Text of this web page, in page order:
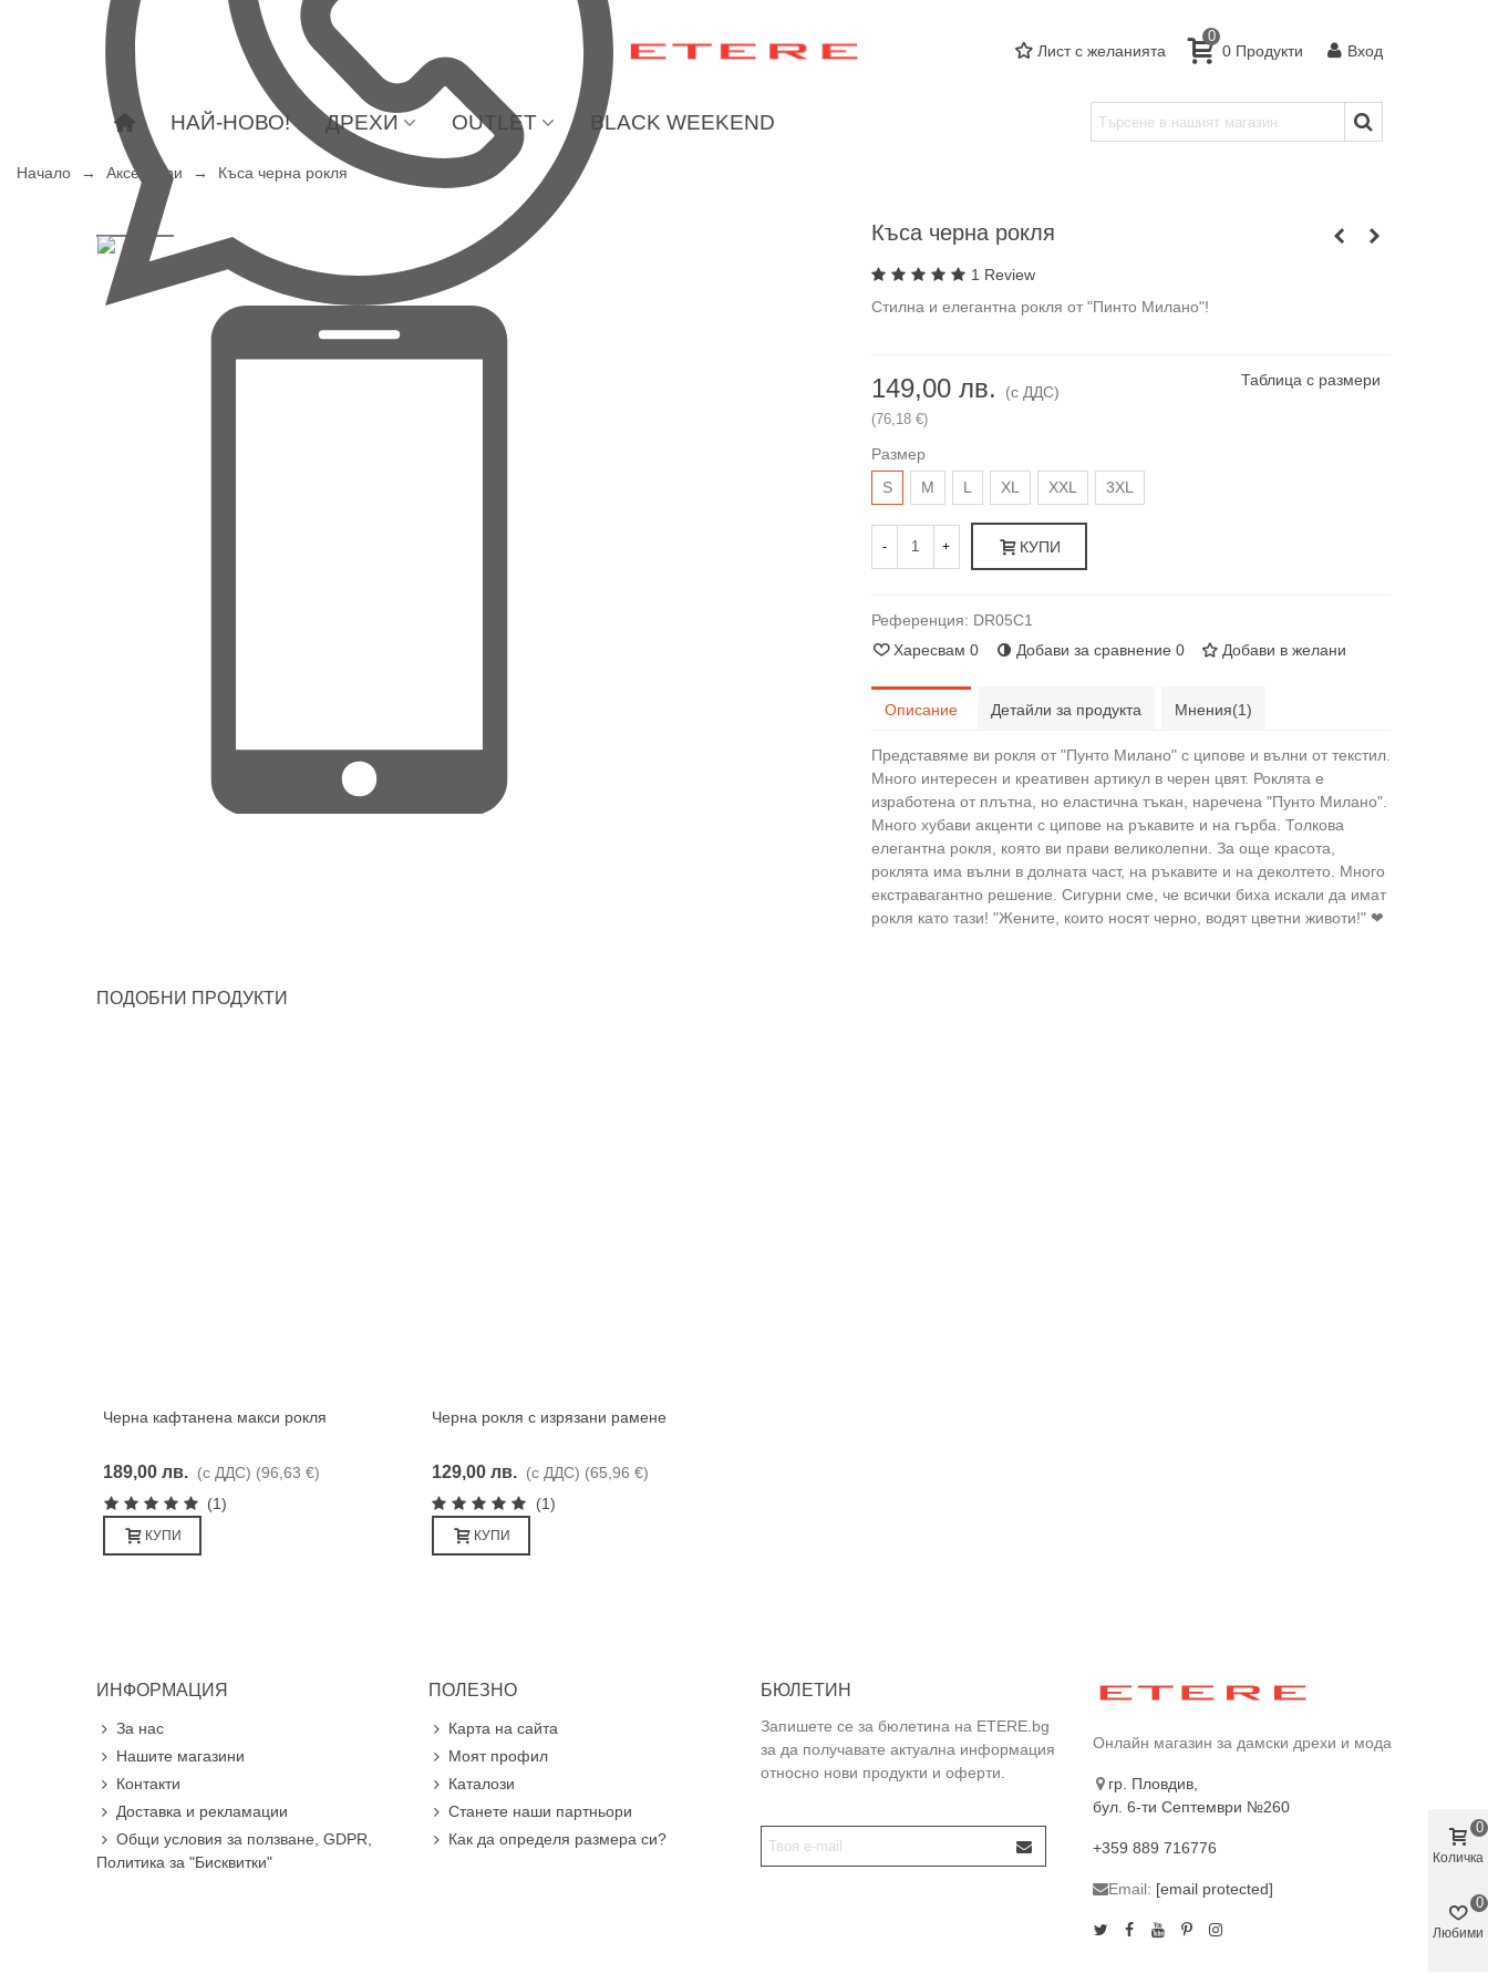
Лист с желанията
0
0 Продукти Вход
НАЙ-НОВО! ДРЕХИ OUTLET BLACK WEEKEND
Начало → Аксесоари → Къса черна рокля
Къса черна рокля
1 Review
Стилна и елегантна рокля от "Пинто Милано"!
149,00 лв. (с ДДС)
(76,18 €)
Таблица с размери
Размер
S
М L XL XXL 3XL
- + КУПИ
Референция: DR05C1
Харесвам 0 Добави за сравнение 0 Добави в желани
Описание Детайли за продукта Мнения(1)
Представяме ви рокля от "Пунто Милано" с ципове и вълни от текстил.
Много интересен и креативен артикул в черен цвят. Роклята е
изработена от плътна, но еластична тъкан, наречена "Пунто Милано".
Много хубави акценти с ципове на ръкавите и на гърба. Толкова
елегантна рокля, която ви прави великолепни. За още красота,
роклята има вълни в долната част, на ръкавите и на деколтето. Много
екстравагантно решение. Сигурни сме, че всички биха искали да имат
рокля като тази! "Жените, които носят черно, водят цветни животи!" ❤
ПОДОБНИ ПРОДУКТИ
Харесвам
Черна кафтанена макси рокля
189,00 лв. (с ДДС) (96,63 €)
(1)
КУПИ
Харесвам
Черна рокля с изрязани рамене
129,00 лв. (с ДДС) (65,96 €)
(1)
КУПИ
ИНФОРМАЦИЯ
За нас
Нашите магазини
Контакти
Доставка и рекламации
Общи условия за ползване, GDPR,
Политика за "Бисквитки"
ПОЛЕЗНО
Карта на сайта
Моят профил
Каталози
Станете наши партньори
Как да определя размера си?
БЮЛЕТИН
Запишете се за бюлетина на ETERE.bg
за да получавате актуална информация
относно нови продукти и оферти.
Онлайн магазин за дамски дрехи и мода
гр. Пловдив,
бул. 6-ти Септември №260
+359 889 716776
Email: [email protected]
Количка
0
Любими
0